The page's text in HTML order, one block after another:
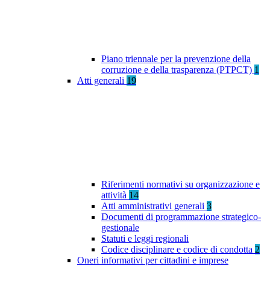
Piano triennale per la prevenzione della
corruzione e della trasparenza (PTPCT) 1
Atti generali 19
Riferimenti normativi su organizzazione e
attività 14
Atti amministrativi generali 3
Documenti di programmazione strategico-
gestionale
Statuti e leggi regionali
Codice disciplinare e codice di condotta 2
Oneri informativi per cittadini e imprese